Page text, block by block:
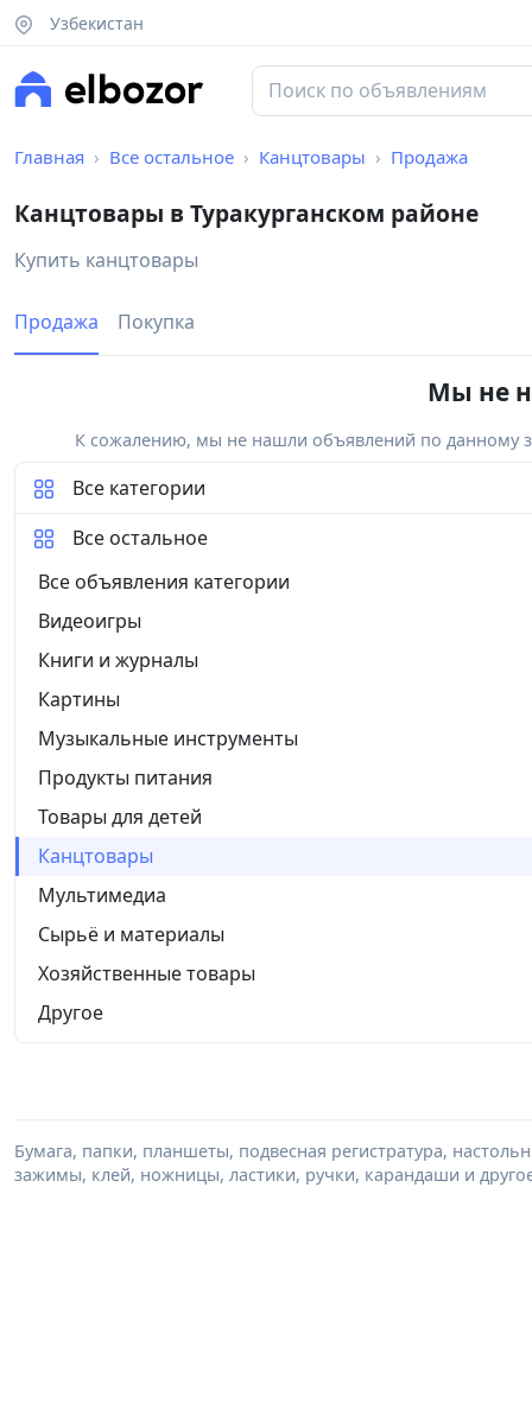
Узбекистан
Главная Все остальное Канцтовары Продажа
Канцтовары в Туракурганском районе
Купить канцтовары
Продажа Покупка
Мы не
К сожалению, мы не нашли объявлений по данному
Все категории
Все остальное
Все объявления категории
Видеоигры
Книги и журналы
Картины
Музыкальные инструменты
Продукты питания
Товары для детей
Канцтовары
Мультимедиа
Сырьё и материалы
Хозяйственные товары
Другое
Бумага, папки, планшеты, подвесная регистратура,
зажимы, клей, ножницы, ластики, ручки, карандаши и